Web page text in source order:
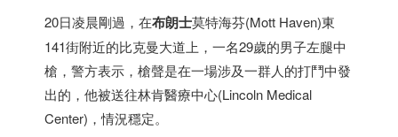
20日凌晨剛過，在布朗士莫特海芬(Mott Haven)東
141街附近的比克曼大道上，一名29歲的男子左腿中
槍，警方表示，槍聲是在一場涉及一群人的打鬥中發
出的，他被送往林肯醫療中心(Lincoln Medical
Center)，情況穩定。